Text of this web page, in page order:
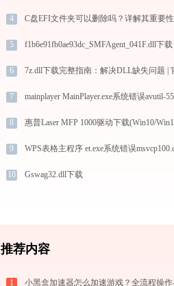
4 C盘EFI文件夹可以删除吗？详解其重要性
5 f1b6e91fb0ae93dc_SMFAgent_041F.dll下载
6
7
8
9
10 Gswag32.dll下载
推荐内容
1